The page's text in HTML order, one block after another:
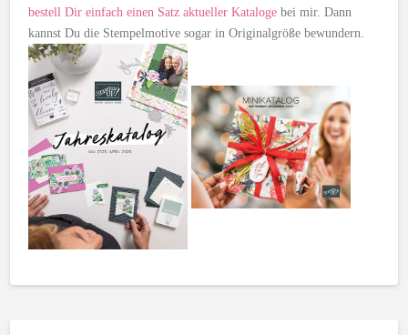
bestell Dir einfach einen Satz aktueller Kataloge bei mir. Dann
kannst Du die Stempelmotive sogar in Originalgröße bewundern.